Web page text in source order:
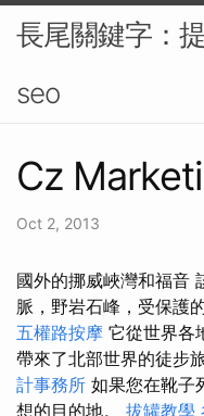
長尾關鍵字：
seo
Cz
Oct 2, 2013
國外的挪威峽灣和福音
脈，野岩石峰，受保護
五權路按摩 它從世界各
帶來了北部世界的徒步
計事務所 如果您在靴子
想的目的地。 拔罐教學